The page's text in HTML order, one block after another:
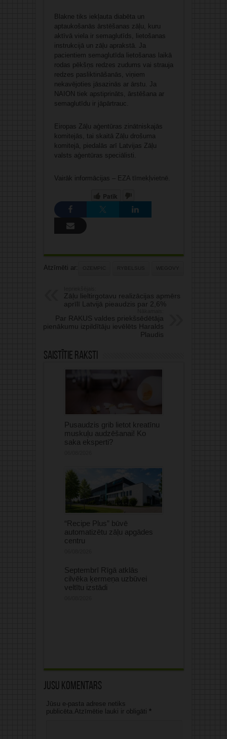
Blakne tiks iekļauta diabēta un
aptaukošanās ārstēšanas zāļu, kuru
aktīvā viela ir semaglutīds, lietošanas
instrukcijā un zāļu aprakstā. Ja
pacientiem semaglutīda lietošanas laikā
rodas pēkšņs redzes zudums vai strauja
redzes pasliktināšanās, viņiem
nekavējoties jāsazinās ar ārstu. Ja
NAION tiek apstiprināts, ārstēšana ar
semaglutīdu ir jāpārtrauc.
Eiropas Zāļu aģentūras zinātniskajās
komitejās, tai skaitā Zāļu drošuma
komitejā, piedalās arī Latvijas Zāļu
valsts aģentūras speciālisti.
Vairāk informācijas – EZA tīmekļvietnē
Patīk
Atzīmēti ar: OZEMPIC RYBELSUS WEGOVY
Zāļu lieltirgotavu realizācijas apmērs
aprīlī Latvijā pieaudzis par 2,6%
Par RAKUS valdes priekšsēdētāja
pienākumu izpildītāju ievēlēts Haralds
Plaudis
Saistītie raksti
Pusaudzis grib lietot kreatīnu
muskuļu audzēšanai! Ko
saka eksperti?
“Recipe Plus” būvē
automatizētu zāļu apgādes
centru
Septembrī Rīgā atklās
cilvēka ķermeņa uzbūvei
veltītu izstādi
Jūsu komentārs
Jūsu e-pasta adrese netiks
publicēta.Atzīmētie lauki ir obligāti *